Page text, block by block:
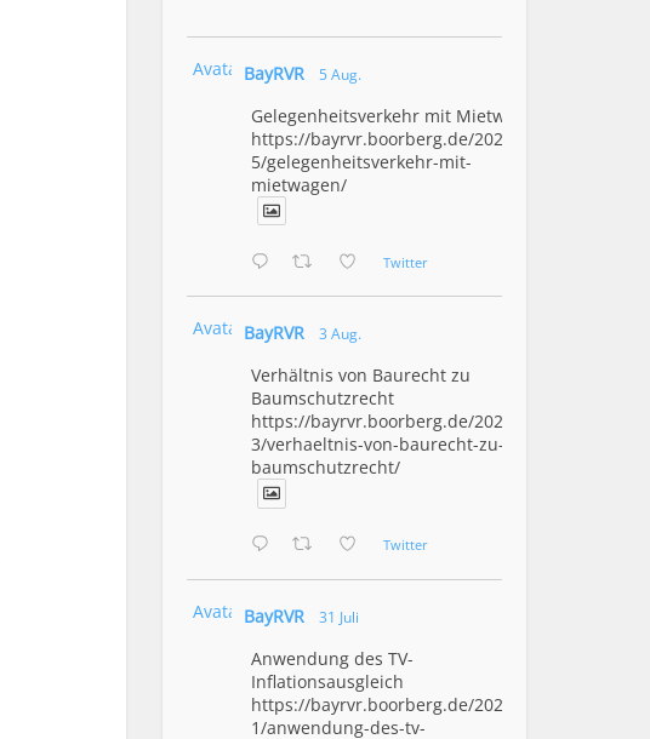
Avatar BayRVR 5 Aug.
Gelegenheitsverkehr mit Mietwagen
https://bayrvr.boorberg.de/2026/08/0
5/gelegenheitsverkehr-mit-
mietwagen/
Twitter
Avatar BayRVR 3 Aug.
Verhältnis von Baurecht zu
Baumschutzrecht
https://bayrvr.boorberg.de/2026/08/0
3/verhaeltnis-von-baurecht-zu-
baumschutzrecht/
Twitter
Avatar BayRVR 31 Juli
Anwendung des TV-
Inflationsausgleich
https://bayrvr.boorberg.de/2026/07/3
1/anwendung-des-tv-